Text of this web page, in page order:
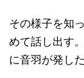
その様子を知
めて話し出す
に音羽が発した